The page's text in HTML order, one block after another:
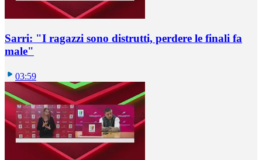
Sarri: "I ragazzi sono distrutti, perdere le finali fa
male"
03:59